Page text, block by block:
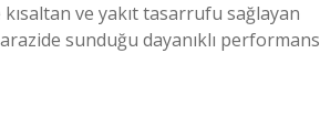
ve yakıt tasarrufu sağlayan
sunduğu dayanıklı performans